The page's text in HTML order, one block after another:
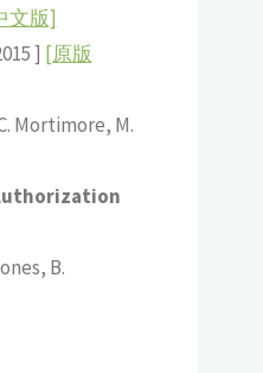
文版]
] [原版
Mortimore, M.
B.